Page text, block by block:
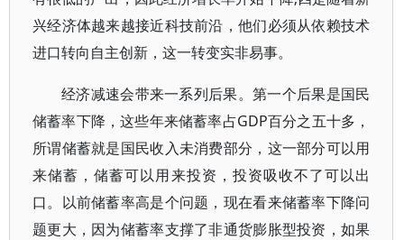
兴经济体越来越接近科技前沿，他们必须从依赖技术
进口转向自主创新，这一转变实非易事。
经济减速会带来一系列后果。第一个后果是国民
储蓄率下降，这些年来储蓄率占GDP百分之五十多，
所谓储蓄就是国民收入未消费部分，这一部分可以用
来储蓄，储蓄可以用来投资，投资吸收不了可以出
口。以前储蓄率高是个问题，现在看来储蓄率下降问
题更大，因为储蓄率支撑了非通货膨胀型投资，如果